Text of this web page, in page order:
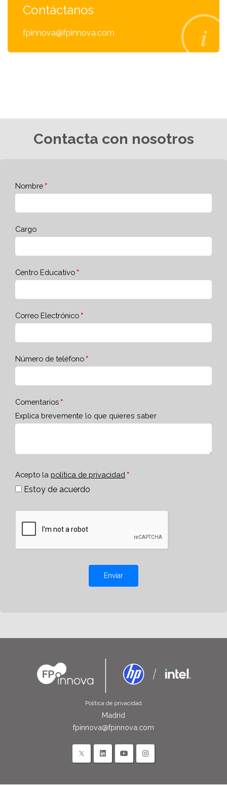
Contáctanos
fpinnova@fpinnova.com
Contacta con nosotros
Nombre
Cargo
Centro Educativo
Correo Electrónico
Número de teléfono
Comentarios
Explica brevemente lo que quieres saber
Acepto la política de privacidad
Estoy de acuerdo
Enviar
Política de privacidad
Madrid
fpinnova@fpinnova.com